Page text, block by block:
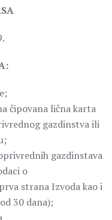
čipovana lična karta
gazdinstva ili
gazdinstava
o
strana Izvoda kao i
30 dana);